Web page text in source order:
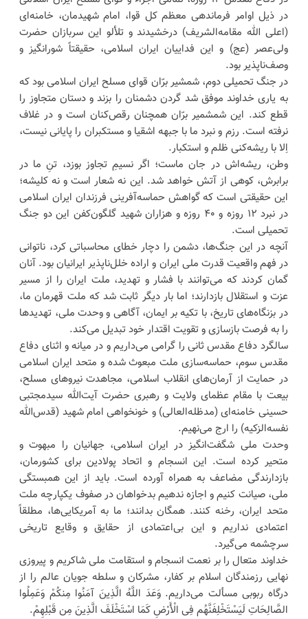
در ذیل اوامر فرماندهی معظم کل قوا، امام شهیدمان، خامنه‌ای
(اعلی الله مقامه‌الشریف) درخشیدند و تلألو این سربازان حضرت
ولی‌عصر (عج) و این فداییان ایران اسلامی، حقیقتاً شورانگیز و
وصف‌ناپذیر بود.
در جنگ تحمیلی دوم، شمشیر برّان قوای مسلح ایران اسلامی بود که
به یاری خداوند موفق شد گردن دشمنان را بزند و دستان متجاوز را
قطع کند. این شمشمیر برّان همچنان رقص‌کنان است و در غلاف
نرفته است. رزم و نبرد ما با جبهه اشقیا و مستکبران را پایانی نیست،
اِلا با ریشه‌کنی ظلم و استکبار.
وطن، ریشه‌اش در جان ماست؛ اگر نسیمِ تجاوز بوزد، تنِ ما در
برابرش، کوهی از آتش خواهد شد. این نه شعار است و نه کلیشه؛
این حقیقتی است که گواهش حماسه‌آفرینی فرزندان ایران اسلامی
در نبرد ۱۲ روزه و ۴۰ روزه و هزاران شهید گلگون‌کفن این دو جنگ
تحمیلی است.
آنچه در این جنگ‌ها، دشمن را دچار خطای محاسباتی کرد، ناتوانی
در فهم واقعیت قدرت ملی ایران و اراده خلل‌ناپذیر ایرانیان بود. آنان
گمان کردند که می‌توانند با فشار و تهدید، ملت ایران را از مسیر
عزت و استقلال بازدارند؛ اما بار دیگر ثابت شد که ملت قهرمان ما،
در بزنگاه‌های تاریخ، با تکیه بر ایمان، آگاهی و وحدت ملی، تهدیدها
را به فرصت بازسازی و تقویت اقتدار خود تبدیل می‌کند.
سالگرد دفاع مقدس ثانی را گرامی می‌داریم و در میانه و اثنای دفاع
مقدس سوم، حماسه‌سازی ملت مبعوث شده و متحد ایران اسلامی
در حمایت از آرمان‌های انقلاب اسلامی، مجاهدت نیروهای مسلح،
بیعت با مقام عظمای ولایت و رهبری حضرت آیت‌الله سیدمجتبی
حسینی خامنه‌ای (مدظله‌العالی) و خونخواهی امام شهید (قدس‌الله
نفسه‌الزکیه) را ارج می‌نهیم.
وحدت ملی شگفت‌انگیز در ایران اسلامی، جهانیان را مبهوت و
متحیر کرده است. این انسجام و اتحاد پولادین برای کشورمان،
بازدارندگی مضاعف به همراه آورده است. باید از این همبستگی
ملی، صیانت کنیم و اجازه ندهیم بدخواهان در صفوف یکپارچه ملت
متحد ایران، رخنه کنند. همگان بدانند؛ ما به آمریکایی‌ها، مطلقاً
اعتمادی نداریم و این بی‌اعتمادی از حقایق و وقایع تاریخی
سرچشمه می‌گیرد.
خداوند متعال را بر نعمت انسجام و استقامت ملی شاکریم و پیروزی
نهایی رزمندگان اسلام بر کفار، مشرکان و سلطه جویان عالم را از
درگاه ربوبی مسألت می‌داریم. وَعَدَ اللَّهُ الَّذِینَ آمَنُوا مِنکُمْ وَعَمِلُوا
الصَّالِحَاتِ لَیَسْتَخْلِفَنَّهُم فِی الْأَرْضِ کَمَا اسْتَخْلَفَ الَّذِینَ مِن قَبْلِهِمْ.